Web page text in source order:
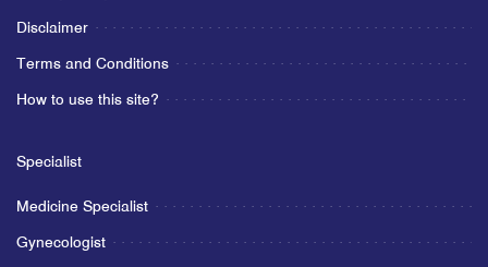
Disclaimer
Terms and Conditions
How to use this site?
Specialist
Medicine Specialist
Gynecologist